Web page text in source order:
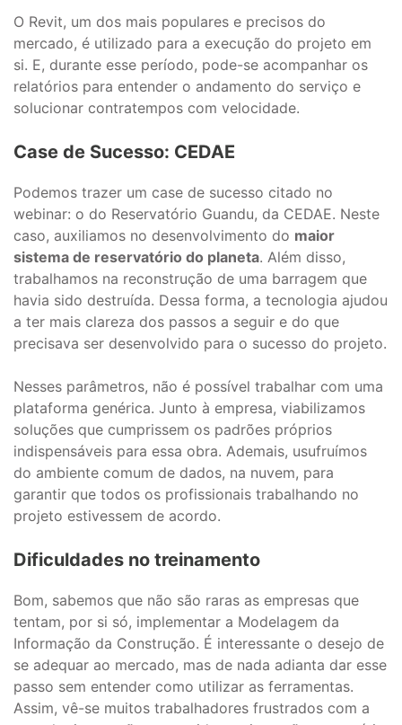
O Revit, um dos mais populares e precisos do
mercado, é utilizado para a execução do projeto em
si. E, durante esse período, pode-se acompanhar os
relatórios para entender o andamento do serviço e
solucionar contratempos com velocidade.
Case de Sucesso: CEDAE
Podemos trazer um case de sucesso citado no
webinar: o do Reservatório Guandu, da CEDAE. Neste
caso, auxiliamos no desenvolvimento do maior
sistema de reservatório do planeta. Além disso,
trabalhamos na reconstrução de uma barragem que
havia sido destruída. Dessa forma, a tecnologia ajudou
a ter mais clareza dos passos a seguir e do que
precisava ser desenvolvido para o sucesso do projeto.
Nesses parâmetros, não é possível trabalhar com uma
plataforma genérica. Junto à empresa, viabilizamos
soluções que cumprissem os padrões próprios
indispensáveis para essa obra. Ademais, usufruímos
do ambiente comum de dados, na nuvem, para
garantir que todos os profissionais trabalhando no
projeto estivessem de acordo.
Dificuldades no treinamento
Bom, sabemos que não são raras as empresas que
tentam, por si só, implementar a Modelagem da
Informação da Construção. É interessante o desejo de
se adequar ao mercado, mas de nada adianta dar esse
passo sem entender como utilizar as ferramentas.
Assim, vê-se muitos trabalhadores frustrados com a